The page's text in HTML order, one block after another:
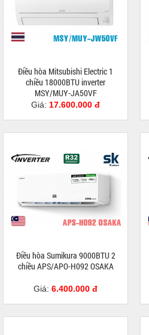
Điều hòa Mitsubishi Electric 1
chiều 18000BTU inverter
MSY/MUY-JA50VF
Giá: 17.600.000 đ
Điều hòa Sumikura 9000BTU 2
chiều APS/APO-H092 OSAKA
Giá: 6.400.000 đ